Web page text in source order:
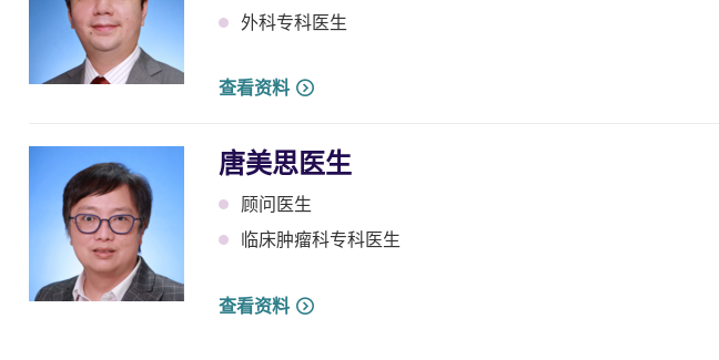
外科专科医生
查看资料
唐美思医生
顾问医生
临床肿瘤科专科医生
查看资料